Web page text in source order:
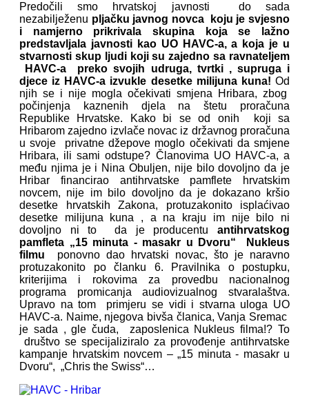
Predočili smo hrvatskoj javnosti do sada
nezabilježenu pljačku javnog novca koju je svjesno
i namjerno prikrivala skupina koja se lažno
predstavljala javnosti kao UO HAVC-a, a koja je u
stvarnosti skup ljudi koji su zajedno sa ravnateljem
HAVC-a preko svojih udruga, tvrtki , supruga i
djece iz HAVC-a izvukle desetke milijuna kuna! Od
njih se i nije mogla očekivati smjena Hribara, zbog
počinjenja kaznenih djela na štetu proračuna
Republike Hrvatske. Kako bi se od onih koji sa
Hribarom zajedno izvlače novac iz državnog proračuna
u svoje privatne džepove moglo očekivati da smjene
Hribara, ili sami odstupe? Članovima UO HAVC-a, a
među njima je i Nina Obuljen, nije bilo dovoljno da je
Hribar financirao antihrvatske pamflete hrvatskim
novcem, nije im bilo dovoljno da je dokazano kršio
desetke hrvatskih Zakona, protuzakonito isplaćivao
desetke milijuna kuna , a na kraju im nije bilo ni
dovoljno ni to da je producentu antihrvatskog
pamfleta „15 minuta - masakr u Dvoru“ Nukleus
filmu ponovno dao hrvatski novac, što je naravno
protuzakonito po članku 6. Pravilnika o postupku,
kriterijima i rokovima za provedbu nacionalnog
programa promicanja audiovizualnog stvaralaštva.
Upravo na tom primjeru se vidi i stvarna uloga UO
HAVC-a. Naime, njegova bivša članica, Vanja Sremac
je sada , gle čuda, zaposlenica Nukleus filma!? To
društvo se specijaliziralo za provođenje antihrvatske
kampanje hrvatskim novcem – „15 minuta - masakr u
Dvoru“, „Chris the Swiss“…